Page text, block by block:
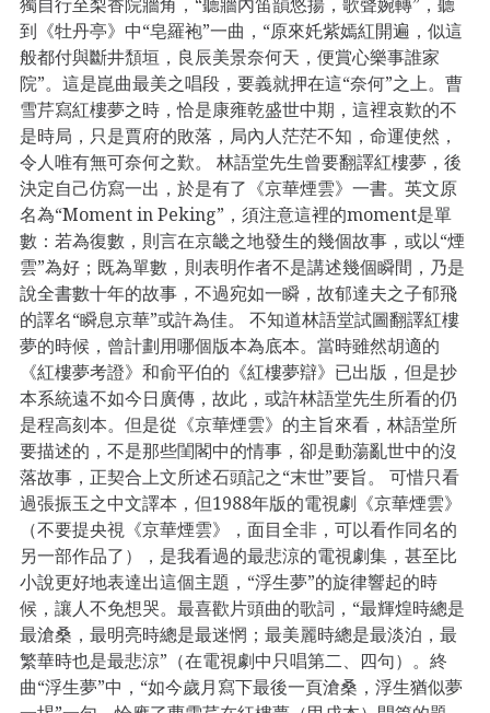
到《牡丹亭》中“皂羅袍”一曲，“原來奼紫嫣紅開遍，似這
般都付與斷井頹垣，良辰美景奈何天，便賞心樂事誰家
院”。這是崑曲最美之唱段，要義就押在這“奈何”之上。曹
雪芹寫紅樓夢之時，恰是康雍乾盛世中期，這裡哀歎的不
是時局，只是賈府的敗落，局內人茫茫不知，命運使然，
令人唯有無可奈何之歎。 林語堂先生曾要翻譯紅樓夢，後
決定自己仿寫一出，於是有了《京華煙雲》一書。英文原
名為“Moment in Peking”，須注意這裡的moment是單
數：若為復數，則言在京畿之地發生的幾個故事，或以“煙
雲”為好；既為單數，則表明作者不是講述幾個瞬間，乃是
說全書數十年的故事，不過宛如一瞬，故郁達夫之子郁飛
的譯名“瞬息京華”或許為佳。 不知道林語堂試圖翻譯紅樓
夢的時候，曾計劃用哪個版本為底本。當時雖然胡適的
《紅樓夢考證》和俞平伯的《紅樓夢辯》已出版，但是抄
本系統遠不如今日廣傳，故此，或許林語堂先生所看的仍
是程高刻本。但是從《京華煙雲》的主旨來看，林語堂所
要描述的，不是那些閨閣中的情事，卻是動蕩亂世中的沒
落故事，正契合上文所述石頭記之“末世”要旨。 可惜只看
過張振玉之中文譯本，但1988年版的電視劇《京華煙雲》
（不要提央視《京華煙雲》，面目全非，可以看作同名的
另一部作品了），是我看過的最悲涼的電視劇集，甚至比
小說更好地表達出這個主題，“浮生夢”的旋律響起的時
候，讓人不免想哭。最喜歡片頭曲的歌詞，“最輝煌時總是
最滄桑，最明亮時總是最迷惘；最美麗時總是最淡泊，最
繁華時也是最悲涼”（在電視劇中只唱第二、四句）。終
曲“浮生夢”中，“如今歲月寫下最後一頁滄桑，浮生猶似夢